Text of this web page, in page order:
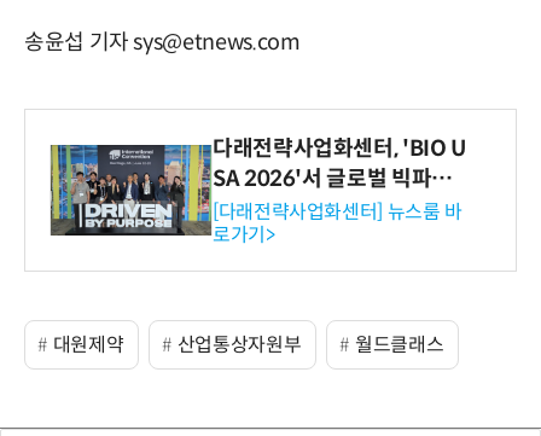
송윤섭 기자 sys@etnews.com
다래전략사업화센터, 'BIO U
SA 2026'서 글로벌 빅파마
와의 비즈니스 미팅 지원…K
-바이오 해외 진출 교두보 확
보
[다래전략사업화센터] 뉴스룸 바
로가기>
대원제약 산업통상자원부 월드클래스